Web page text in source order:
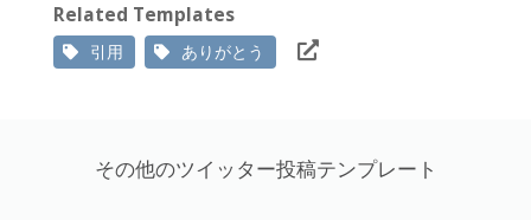
Related Templates
引用 ありがとう
その他のツイッター投稿テンプレート